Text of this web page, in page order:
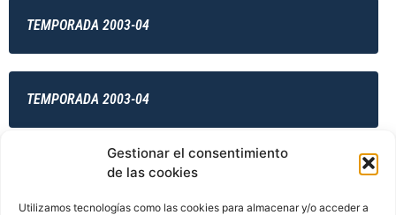
Gestionar el consentimiento
de las cookies
Utilizamos tecnologías como las cookies para almacenar y/o acceder a
TEMPORADA 2003-04
TEMPORADA 2003-04
TEMPORADA 2004-05